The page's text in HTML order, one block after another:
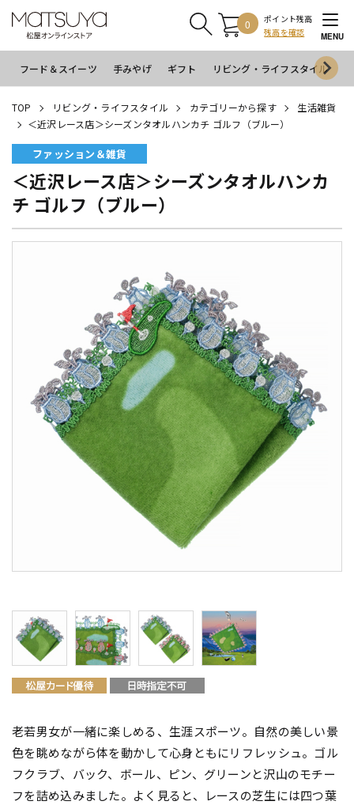
0
ポイント残高
残高を確認
MENU
フード＆スイーツ 手みやげ ギフト リビング・ライフスタイル
TOP リビング・ライフスタイル カテゴリーから探す
生活雑貨
＜近沢レース店＞シーズンタオルハンカチ ゴルフ（ブルー）
ファッション＆雑貨
＜近沢レース店＞シーズンタオルハンカ
チ ゴルフ（ブルー）
老若男女が一緒に楽しめる、生涯スポーツ。自然の美しい景
色を眺めながら体を動かして心身ともにリフレッシュ。ゴル
フクラブ、バック、ボール、ピン、グリーンと沢山のモチー
フを詰め込みました。よく見ると、レースの芝生には四つ葉